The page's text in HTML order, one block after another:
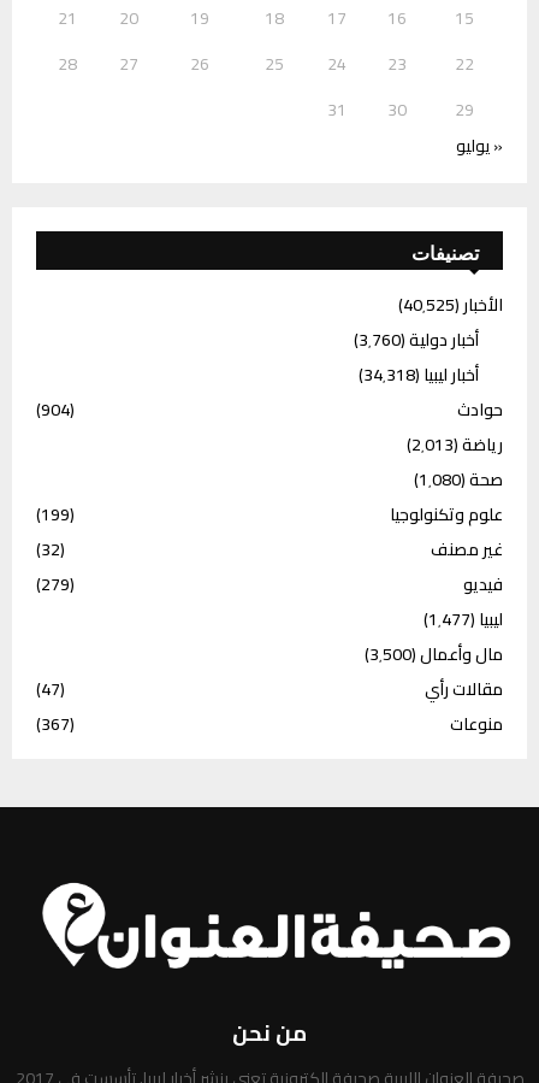
15
16
17
18
19
20
21
22
23
24
25
26
27
28
29
30
31
« يوليو
تصنيفات
الأخبار(40٬525)
أخبار دولية(3٬760)
أخبار ليبيا(34٬318)
حوادث
(904)
رياضة(2٬013)
صحة(1٬080)
علوم وتكنولوجيا
(199)
غير مصنف
(32)
فيديو
(279)
ليبيا(1٬477)
مال وأعمال(3٬500)
مقالات رأي
(47)
منوعات
(367)
من نحن